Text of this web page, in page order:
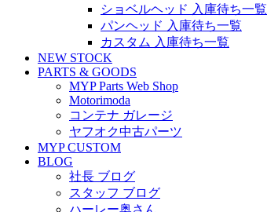
ショベルヘッド 入庫待ち一覧
パンヘッド 入庫待ち一覧
カスタム 入庫待ち一覧
NEW STOCK
PARTS & GOODS
MYP Parts Web Shop
Motorimoda
コンテナ ガレージ
ヤフオク中古パーツ
MYP CUSTOM
BLOG
社長 ブログ
スタッフ ブログ
ハーレー奥さん